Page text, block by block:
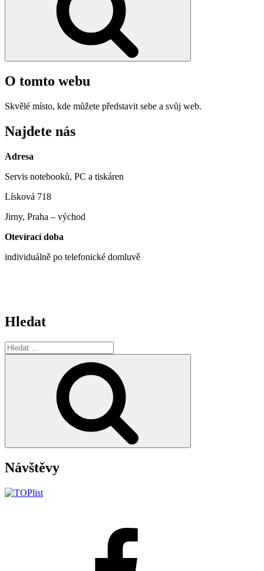
O tomto webu
Skvělé místo, kde můžete představit sebe a svůj web.
Najdete nás
Adresa
Servis notebooků, PC a tiskáren
Lísková 718
Jirny, Praha – východ
Otevírací doba
individuálně po telefonické domluvě
Hledat
Hledat:
Návštěvy